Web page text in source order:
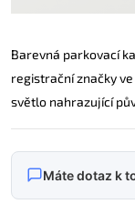
Barevná parkovací
registrační značky
světlo nahrazující
Máte dotaz k